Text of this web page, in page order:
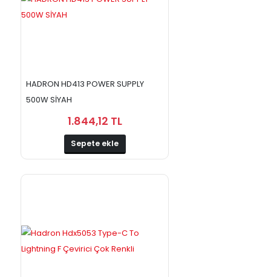
HADRON HD413 POWER SUPPLY
500W SİYAH
1.844,12 TL
Sepete ekle